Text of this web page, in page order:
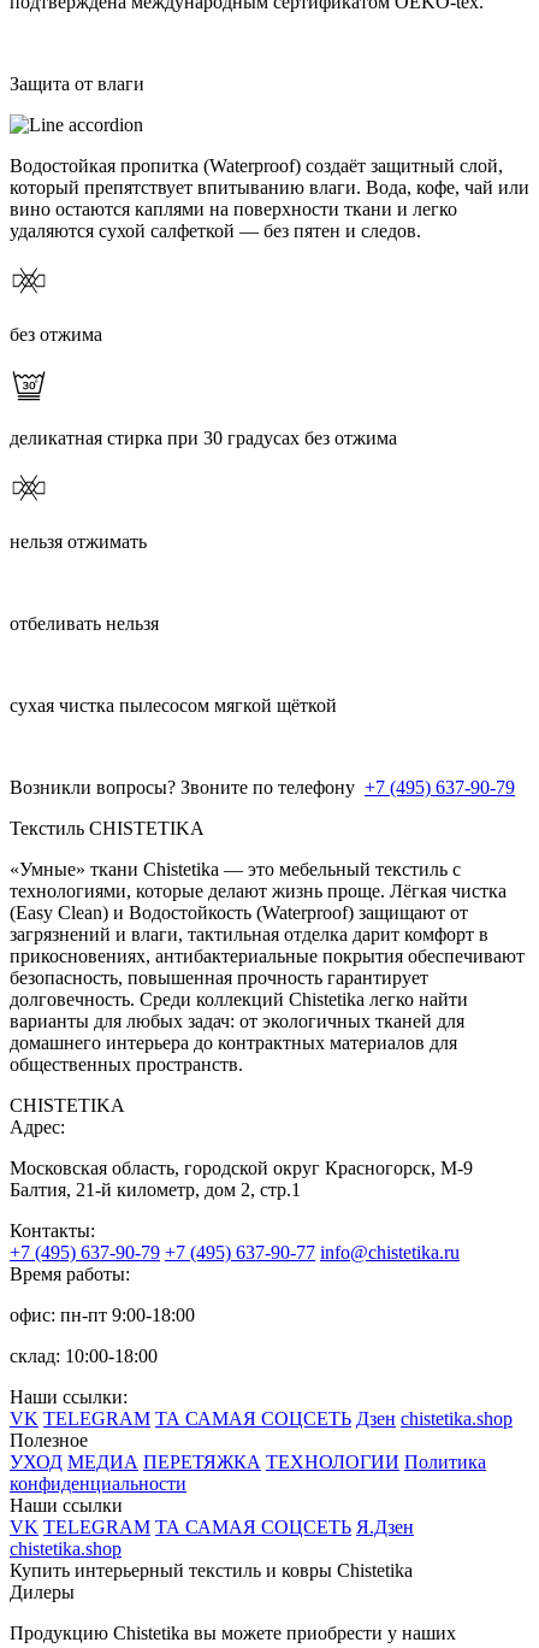
Защита от влаги
Водостойкая пропитка (Waterproof) создаёт защитный слой,
который препятствует впитыванию влаги. Вода, кофе, чай или
вино остаются каплями на поверхности ткани и легко
удаляются сухой салфеткой — без пятен и следов.
без отжима
деликатная стирка при 30 градусах без отжима
нельзя отжимать
отбеливать нельзя
сухая чистка пылесосом мягкой щёткой
Возникли вопросы? Звоните по телефону +7 (495) 637-90-79
Текстиль CHISTETIKA
«Умные» ткани Chistetika — это мебельный текстиль с
технологиями, которые делают жизнь проще. Лёгкая чистка
(Easy Clean) и Водостойкость (Waterproof) защищают от
загрязнений и влаги, тактильная отделка дарит комфорт в
прикосновениях, антибактериальные покрытия обеспечивают
безопасность, повышенная прочность гарантирует
долговечность. Среди коллекций Chistetika легко найти
варианты для любых задач: от экологичных тканей для
домашнего интерьера до контрактных материалов для
общественных пространств.
CHISTETIKA
Адрес:
Московская область, городской округ Красногорск, М-9
Балтия, 21-й километр, дом 2, стр.1
Контакты:
+7 (495) 637-90-79 +7 (495) 637-90-77 info@chistetika.ru
Время работы:
офис: пн-пт 9:00-18:00
склад: 10:00-18:00
Наши ссылки:
VK TELEGRAM ТА САМАЯ СОЦСЕТЬ Дзен chistetika.shop
Полезное
УХОД МЕДИА ПЕРЕТЯЖКА ТЕХНОЛОГИИ Политика
конфиденциальности
Наши ссылки
VK TELEGRAM ТА САМАЯ СОЦСЕТЬ Я.Дзен
chistetika.shop
Купить интерьерный текстиль и ковры Chistetika
Дилеры
Продукцию Chistetika вы можете приобрести у наших